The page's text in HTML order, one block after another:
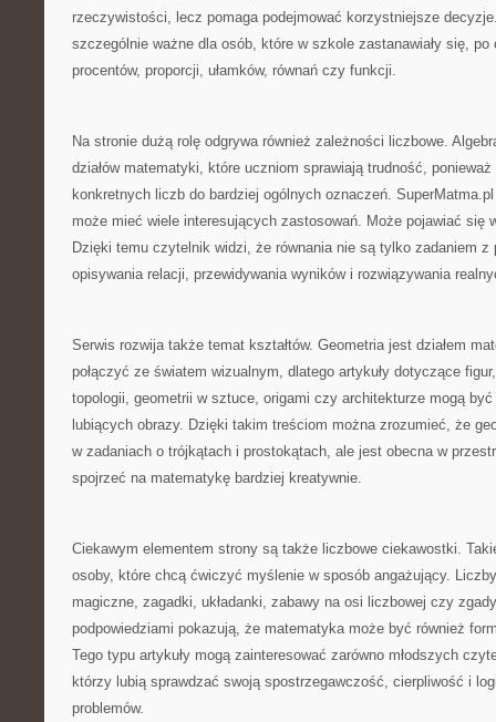
rzeczywistości, lecz pomaga podejmować korzystniejsze
szczególnie ważne dla osób, które w szkole zastanawiały się, po
procentów, proporcji, ułamków, równań czy funkcji.
Na stronie dużą rolę odgrywa również zależności liczbowe.
działów matematyki, które uczniom sprawiają trudność,
konkretnych liczb do bardziej ogólnych oznaczeń.
może mieć wiele interesujących zastosowań. Może pojawiać się
Dzięki temu czytelnik widzi, że równania nie są tylko zadaniem
opisywania relacji, przewidywania wyników i rozwiązywania
Serwis rozwija także temat kształtów. Geometria jest działem
połączyć ze światem wizualnym, dlatego artykuły dotyczące
topologii, geometrii w sztuce, origami czy architekturze mogą
lubiących obrazy. Dzięki takim treściom można zrozumieć, że
w zadaniach o trójkątach i prostokątach, ale jest obecna w
spojrzeć na matematykę bardziej kreatywnie.
Ciekawym elementem strony są także liczbowe ciekawostki.
osoby, które chcą ćwiczyć myślenie w sposób angażujący.
magiczne, zagadki, układanki, zabawy na osi liczbowej czy
podpowiedziami pokazują, że matematyka może być również
Tego typu artykuły mogą zainteresować zarówno młodszych
którzy lubią sprawdzać swoją spostrzegawczość, cierpliwość i
problemów.